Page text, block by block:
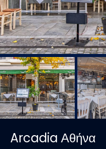
Arcadia Αθήνα